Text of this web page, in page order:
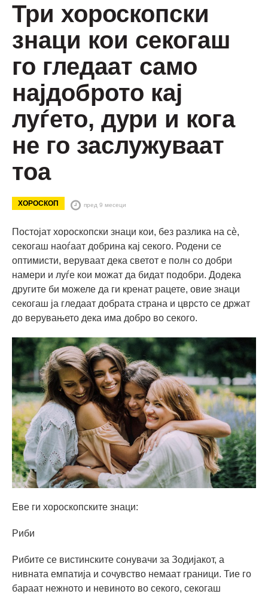
Три хороскопски
знаци кои секогаш
го гледаат само
најдоброто кај
луѓето, дури и кога
не го заслужуваат
тоа
ХОРОСКОП пред 9 месеци
Постојат хороскопски знаци кои, без разлика на сè,
секогаш наоѓаат добрина кај секого. Родени се
оптимисти, веруваат дека светот е полн со добри
намери и луѓе кои можат да бидат подобри. Додека
другите би можеле да ги кренат рацете, овие знаци
секогаш ја гледаат добрата страна и цврсто се држат
до верувањето дека има добро во секого.
Еве ги хороскопските знаци:
Риби
Рибите се вистинските сонувачи за Зодијакот, а
нивната емпатија и сочувство немаат граници. Тие го
бараат нежното и невиното во секого, секогаш